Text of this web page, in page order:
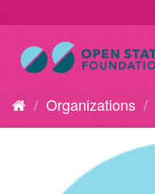
Organizations